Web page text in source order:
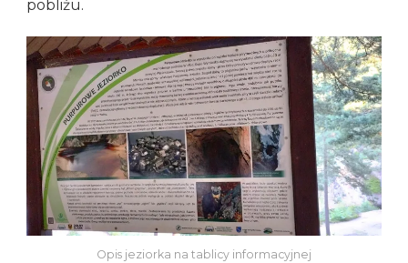
pobliżu.
Opis jeziorka na tablicy informacyjnej